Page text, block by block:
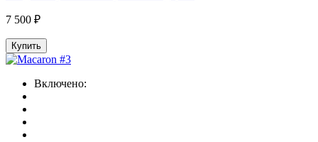
7 500 ₽
Купить
Включено: